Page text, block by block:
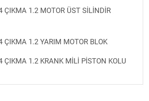
ÇIKMA 1.2 MOTOR ÜST SİLİNDİR
ÇIKMA 1.2 YARIM MOTOR BLOK
ÇIKMA 1.2 KRANK MİLİ PİSTON KOLU